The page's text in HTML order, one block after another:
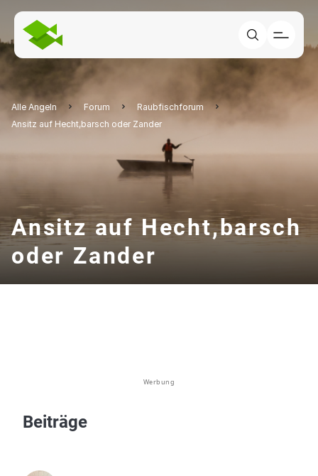
Alle Angeln Forum
Raubfischforum
Ansitz auf Hecht,barsch oder Zander
Ansitz auf Hecht,barsch
oder Zander
Werbung
Beiträge